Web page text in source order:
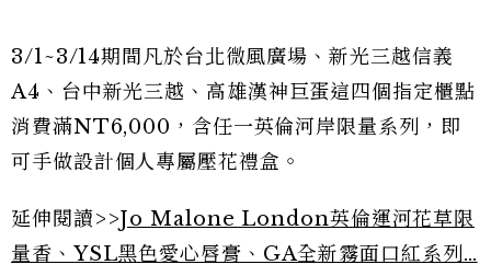
3/1~3/14期間凡於台北微風廣場、新光三越信義
A4、台中新光三越、高雄漢神巨蛋這四個指定櫃點
消費滿NT6,000，含任一英倫河岸限量系列，即
可手做設計個人專屬壓花禮盒。
延伸閱讀>>Jo Malone London英倫運河花草限
量香、YSL黑色愛心唇膏、GA全新霧面口紅系列…